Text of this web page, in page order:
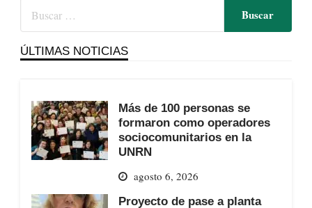
ÚLTIMAS NOTICIAS
Más de 100 personas se
formaron como operadores
sociocomunitarios en la
UNRN
agosto 6, 2026
Proyecto de pase a planta